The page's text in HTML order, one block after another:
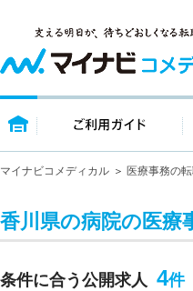
トップページ
マイナビコメディカル 医療事務の
香川県の病院の医療
条件に合う公開求人 4